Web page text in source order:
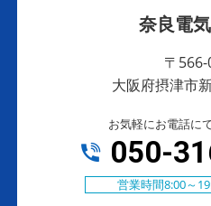
奈良電
〒
大阪府摂津市
お気軽にお電話に
050-
営業時間8:00～